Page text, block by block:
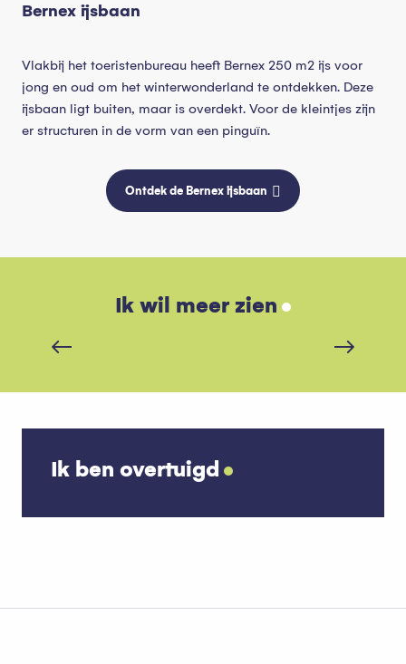
Bernex ijsbaan
Vlakbij het toeristenbureau heeft Bernex 250 m2 ijs voor
jong en oud om het winterwonderland te ontdekken. Deze
ijsbaan ligt buiten, maar is overdekt. Voor de kleintjes zijn
er structuren in de vorm van een pinguïn.
Ontdek de Bernex ijsbaan
Ik wil meer zien
Sneeuwschoenwandelen
Ik ben overtuigd